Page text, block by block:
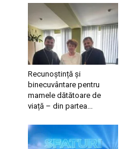
Recunoștință și
binecuvântare pentru
mamele dătătoare de
viață – din partea...